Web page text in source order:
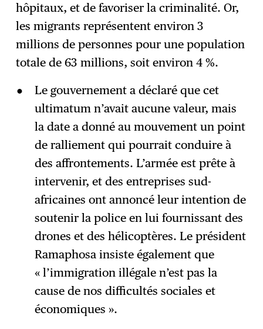
hôpitaux, et de favoriser la criminalité. Or,
les migrants représentent environ 3
millions de personnes pour une population
totale de 63 millions, soit environ 4 %.
Le gouvernement a déclaré que cet
ultimatum n’avait aucune valeur, mais
la date a donné au mouvement un point
de ralliement qui pourrait conduire à
des affrontements. L’armée est prête à
intervenir, et des entreprises sud-
africaines ont annoncé leur intention de
soutenir la police en lui fournissant des
drones et des hélicoptères. Le président
Ramaphosa insiste également que
« l’immigration illégale n’est pas la
cause de nos difficultés sociales et
économiques ».